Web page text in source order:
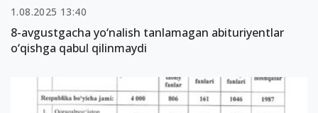
1.08.2025 13:40
8-avgustgacha yo‘nalish tanlamagan abituriyentlar
o‘qishga qabul qilinmaydi